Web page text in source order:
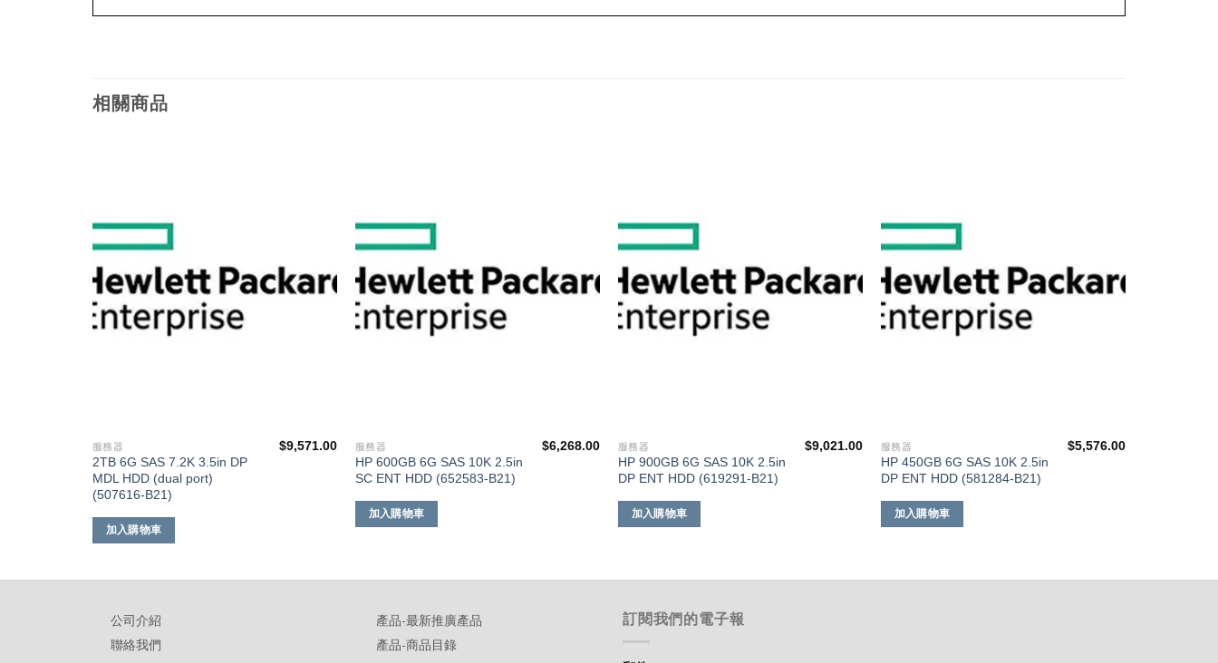
相關商品
服務器
2TB 6G SAS 7.2K 3.5in DP
MDL HDD (dual port)
(507616-B21)
$9,571.00
加入購物車
服務器
HP 600GB 6G SAS 10K 2.5in
SC ENT HDD (652583-B21)
$6,268.00
加入購物車
服務器
HP 900GB 6G SAS 10K 2.5in
DP ENT HDD (619291-B21)
$9,021.00
加入購物車
服務器
HP 450GB 6G SAS 10K 2.5in
DP ENT HDD (581284-B21)
$5,576.00
加入購物車
公司介紹
聯絡我們
產品-最新推廣產品
產品-商品目錄
訂閱我們的電子報